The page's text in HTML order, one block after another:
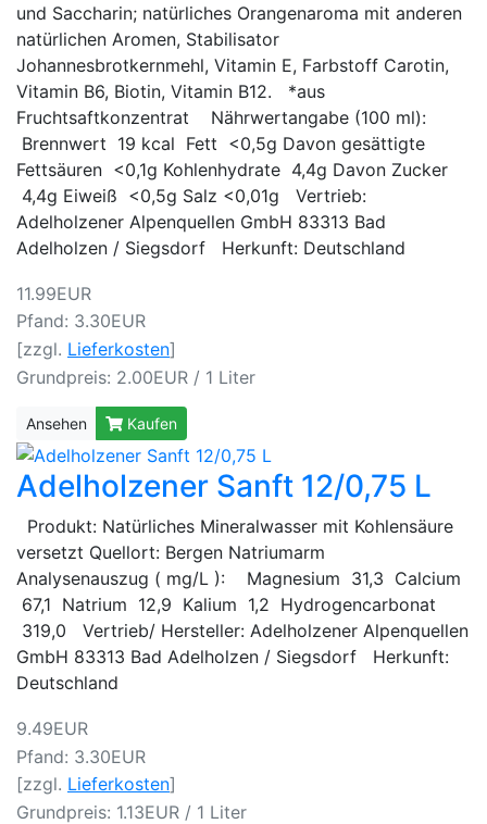
und Saccharin; natürliches Orangenaroma mit anderen
natürlichen Aromen, Stabilisator
Johannesbrotkernmehl, Vitamin E, Farbstoff Carotin,
Vitamin B6, Biotin, Vitamin B12. *aus
Fruchtsaftkonzentrat Nährwertangabe (100 ml):
Brennwert 19 kcal Fett <0,5g Davon gesättigte
Fettsäuren <0,1g Kohlenhydrate 4,4g Davon Zucker
4,4g Eiweiß <0,5g Salz <0,01g Vertrieb:
Adelholzener Alpenquellen GmbH 83313 Bad
Adelholzen / Siegsdorf Herkunft: Deutschland
11.99EUR
Pfand: 3.30EUR
[zzgl. Lieferkosten]
Grundpreis: 2.00EUR / 1 Liter
Ansehen Kaufen
Adelholzener Sanft 12/0,75 L
Produkt: Natürliches Mineralwasser mit Kohlensäure
versetzt Quellort: Bergen Natriumarm
Analysenauszug ( mg/L ): Magnesium 31,3 Calcium
67,1 Natrium 12,9 Kalium 1,2 Hydrogencarbonat
319,0 Vertrieb/ Hersteller: Adelholzener Alpenquellen
GmbH 83313 Bad Adelholzen / Siegsdorf Herkunft:
Deutschland
9.49EUR
Pfand: 3.30EUR
[zzgl. Lieferkosten]
Grundpreis: 1.13EUR / 1 Liter